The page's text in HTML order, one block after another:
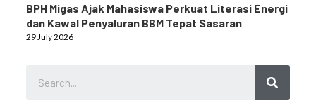
BPH Migas Ajak Mahasiswa Perkuat Literasi Energi
dan Kawal Penyaluran BBM Tepat Sasaran
29 July 2026